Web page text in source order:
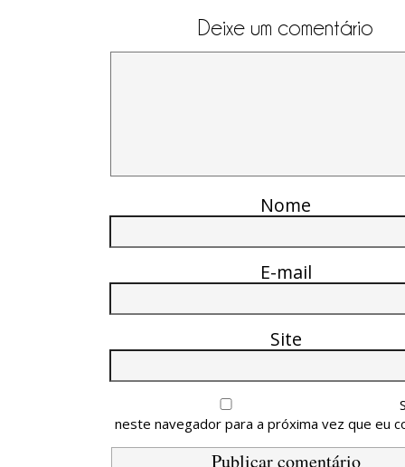
Deixe um comentário
Nome
E-mail
Site
neste navegador para a próxima vez que eu